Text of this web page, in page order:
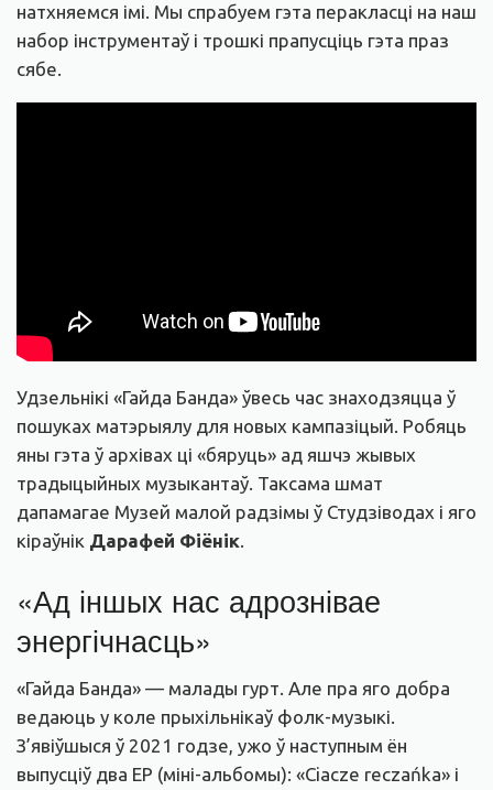
натхняемся імі. Мы спрабуем гэта перакласці на наш
набор інструментаў і трошкі прапусціць гэта праз
сябе.
Удзельнікі «Гайда Банда» ўвесь час знаходзяцца ў
пошуках матэрыялу для новых кампазіцый. Робяць
яны гэта ў архівах ці «бяруць» ад яшчэ жывых
традыцыйных музыкантаў. Таксама шмат
дапамагае Музей малой радзімы ў Студзіводах і яго
кіраўнік Дарафей Фіёнік.
«Ад іншых нас адрознівае
энергічнасць»
«Гайда Банда» — малады гурт. Але пра яго добра
ведаюць у коле прыхільнікаў фолк-музыкі.
З’явіўшыся ў 2021 годзе, ужо ў наступным ён
выпусціў два EP (міні-альбомы): «Ciacze reczańka» і